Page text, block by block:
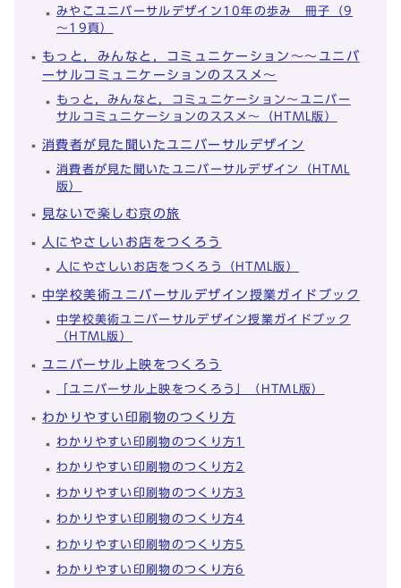
みやこユニバーサルデザイン10年の歩み 冊子（9
～19頁）
もっと，みんなと，コミュニケーション～～ユニバ
ーサルコミュニケーションのススメ～
もっと，みんなと，コミュニケーション～ユニバー
サルコミュニケーションのススメ～（HTML版）
消費者が見た聞いたユニバーサルデザイン
消費者が見た聞いたユニバーサルデザイン（HTML
版）
見ないで楽しむ京の旅
人にやさしいお店をつくろう
人にやさしいお店をつくろう（HTML版）
中学校美術ユニバーサルデザイン授業ガイドブック
中学校美術ユニバーサルデザイン授業ガイドブック
（HTML版）
ユニバーサル上映をつくろう
「ユニバーサル上映をつくろう」（HTML版）
わかりやすい印刷物のつくり方
わかりやすい印刷物のつくり方1
わかりやすい印刷物のつくり方2
わかりやすい印刷物のつくり方3
わかりやすい印刷物のつくり方4
わかりやすい印刷物のつくり方5
わかりやすい印刷物のつくり方6